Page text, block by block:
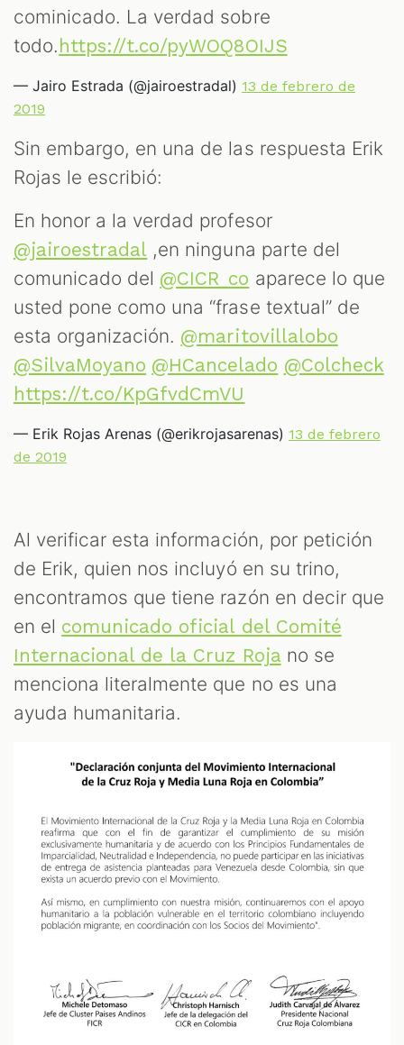
cominicado. La verdad sobre
todo. https://t.co/pyWOQ8OIJS
— Jairo Estrada (@jairoestradal) 13 de febrero de
2019
Sin embargo, en una de las respuesta Erik
Rojas le escribió:
En honor a la verdad profesor
@jairoestradal ,en ninguna parte del
comunicado del @CICR_co aparece lo que
usted pone como una “frase textual” de
esta organización. @maritovillalobo
@SilvaMoyano @HCancelado @Colcheck
https://t.co/KpGfvdCmVU
— Erik Rojas Arenas (@erikrojasarenas) 13 de febrero
de 2019
Al verificar esta información, por petición
de Erik, quien nos incluyó en su trino,
encontramos que tiene razón en decir que
en el comunicado oficial del Comité
Internacional de la Cruz Roja no se
menciona literalmente que no es una
ayuda humanitaria.